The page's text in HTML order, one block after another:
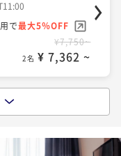
で最大5％OFF
¥7,750~
2名 ¥ 7,362 ~
前予約にもおす